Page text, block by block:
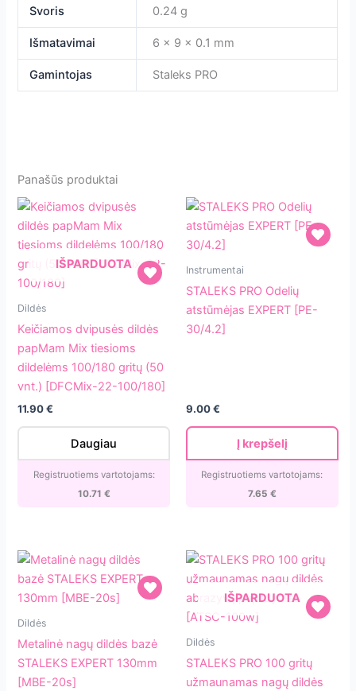
Svoris 0.24 g
Išmatavimai 6 × 9 × 0.1 mm
Gamintojas Staleks PRO
Panašūs produktai
Keičiamos
papMam
dildelėms
(50
100/180]
IŠPARDUOTA
Dildės
Keičiamos dvipusės dildės
papMam Mix tiesioms
dildelėms 100/180 gritų (50
vnt.) [DFCMix-22-100/180]
11.90€
Daugiau
Registruotiems vartotojams:
10.71 €
STALEKS
atstūmėjas
Instrumentai
STALEKS PRO Odelių
atstūmėjas EXPERT [PE-
30/4.2]
9.00€
Į krepšelį
Registruotiems vartotojams:
7.65 €
Metalinė
bazė
Dildės
Metalinė nagų dildės bazė
STALEKS EXPERT 130mm
[MBE-20s]
STALEKS
IŠPARDUOTA
Dildės
STALEKS PRO 100 gritų
užmaunamas nagų dildės